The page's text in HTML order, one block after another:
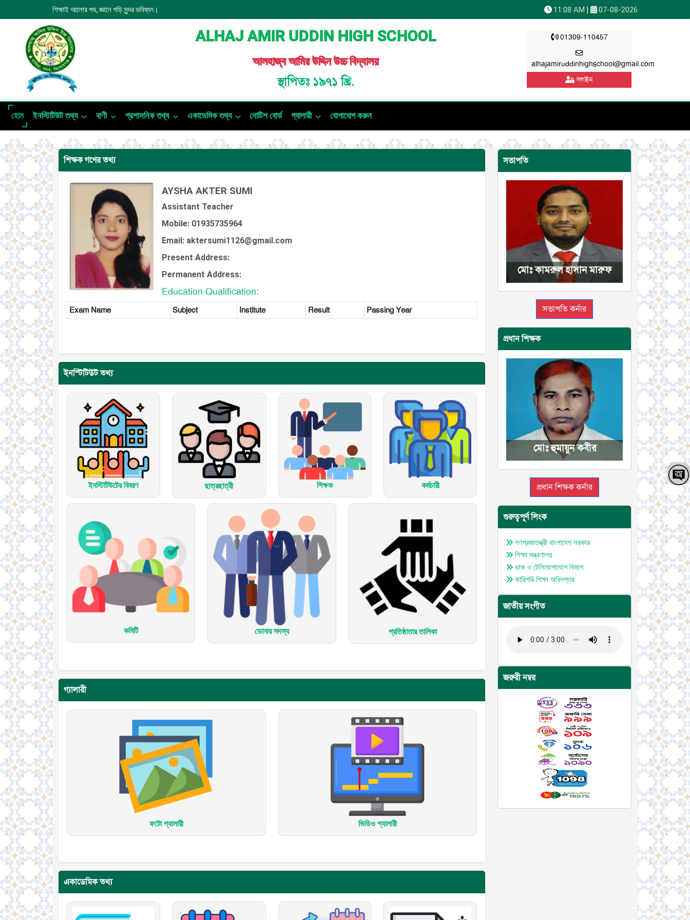
শিক্ষাই আলোর পথ, জ্ঞানে গড়ি সুন্দর ভবিষ্যৎ। 11:08 AM | 07-08-2026
ALHAJ AMIR UDDIN HIGH SCHOOL
আলহাজ্ব আমির উদ্দিন উচ্চ বিদ্যালয়
স্থাপিতঃ ১৯৭১ খ্রি.
01309-110457
alhajamiruddinhighschool@gmail.com
লগইন
হোম ইনস্টিটিউট তথ্য বাণী প্রশাসনিক তথ্য একাডেমিক তথ্য নোটিশ বোর্ড গ্যালারী যোগাযোগ করুন
শিক্ষক গণের তথ্য
AYSHA AKTER SUMI
Assistant Teacher
Mobile: 01935735964
Email: aktersumi1126@gmail.com
Present Address:
Permanent Address:
Education Qualification:
Exam Name Subject Institute Result Passing Year
ইনস্টিটিউট তথ্য
ইনস্টিটিউটের বিবরণ ছাত্রছাত্রী শিক্ষক কর্মচারী
কমিটি ডোনার সদস্য প্রতিষ্ঠাতার তালিকা
গ্যালারী
ফটো গ্যালারী ভিডিও গ্যালারী
একাডেমিক তথ্য
সভাপতি
মোঃ কামরুল হাসান মারুফ
সভাপতি কর্নার
প্রধান শিক্ষক
মোঃ হুমায়ুন কবীর
প্রধান শিক্ষক কর্নার
গুরুত্বপূর্ণ লিংক
গণপ্রজাতন্ত্রী বাংলাদেশ সরকার
শিক্ষা মন্ত্রণালয়
ডাক ও টেলিযোগাযোগ বিভাগ
কারিগরি শিক্ষা অধিদপ্তর
জাতীয় সংগীত
জরুরী নম্বর